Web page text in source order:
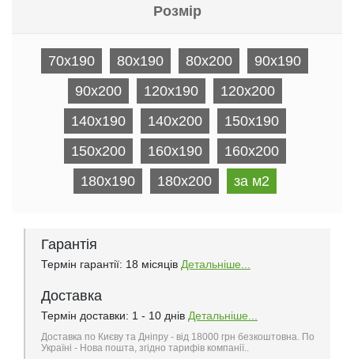
Розмір
70x190 80x190 80x200
90x190
90x200
120x190
120x200
140x190
140x200
150x190
150x200
160x190
160x200
180x190
180x200 за м2
Гарантія
Термін гарантії: 18 місяців Детальніше...
Доставка
Термін доставки: 1 - 10 днів Детальніше...
Доставка по Києву та Дніпру - від 18000 грн безкоштовна. По
Україні - Нова пошта, згідно тарифів компанії..